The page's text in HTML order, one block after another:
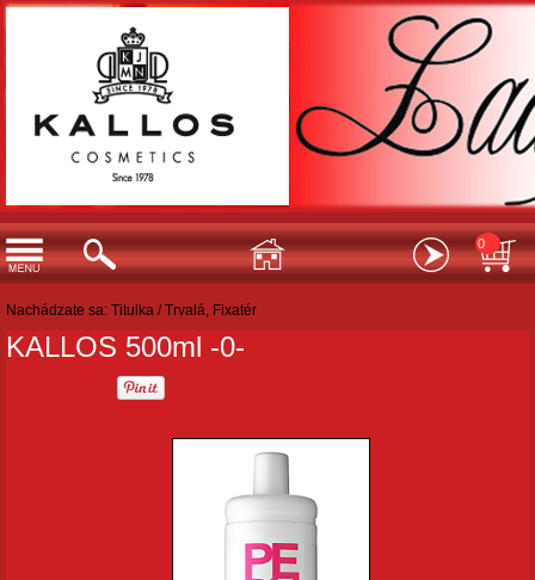
0
Nachádzate sa: Titulka /Trvalá, Fixatér
KALLOS 500ml -0-